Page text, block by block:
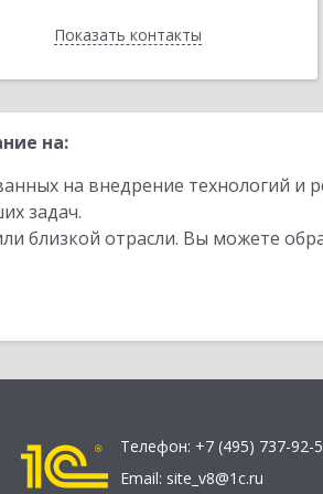
Показать контакты
Назад
на:
на внедрение технологий
задач.
близкой отрасли. Вы можете
Телефон: +7 (495) 737-92-
Email: site_v8@1c.ru